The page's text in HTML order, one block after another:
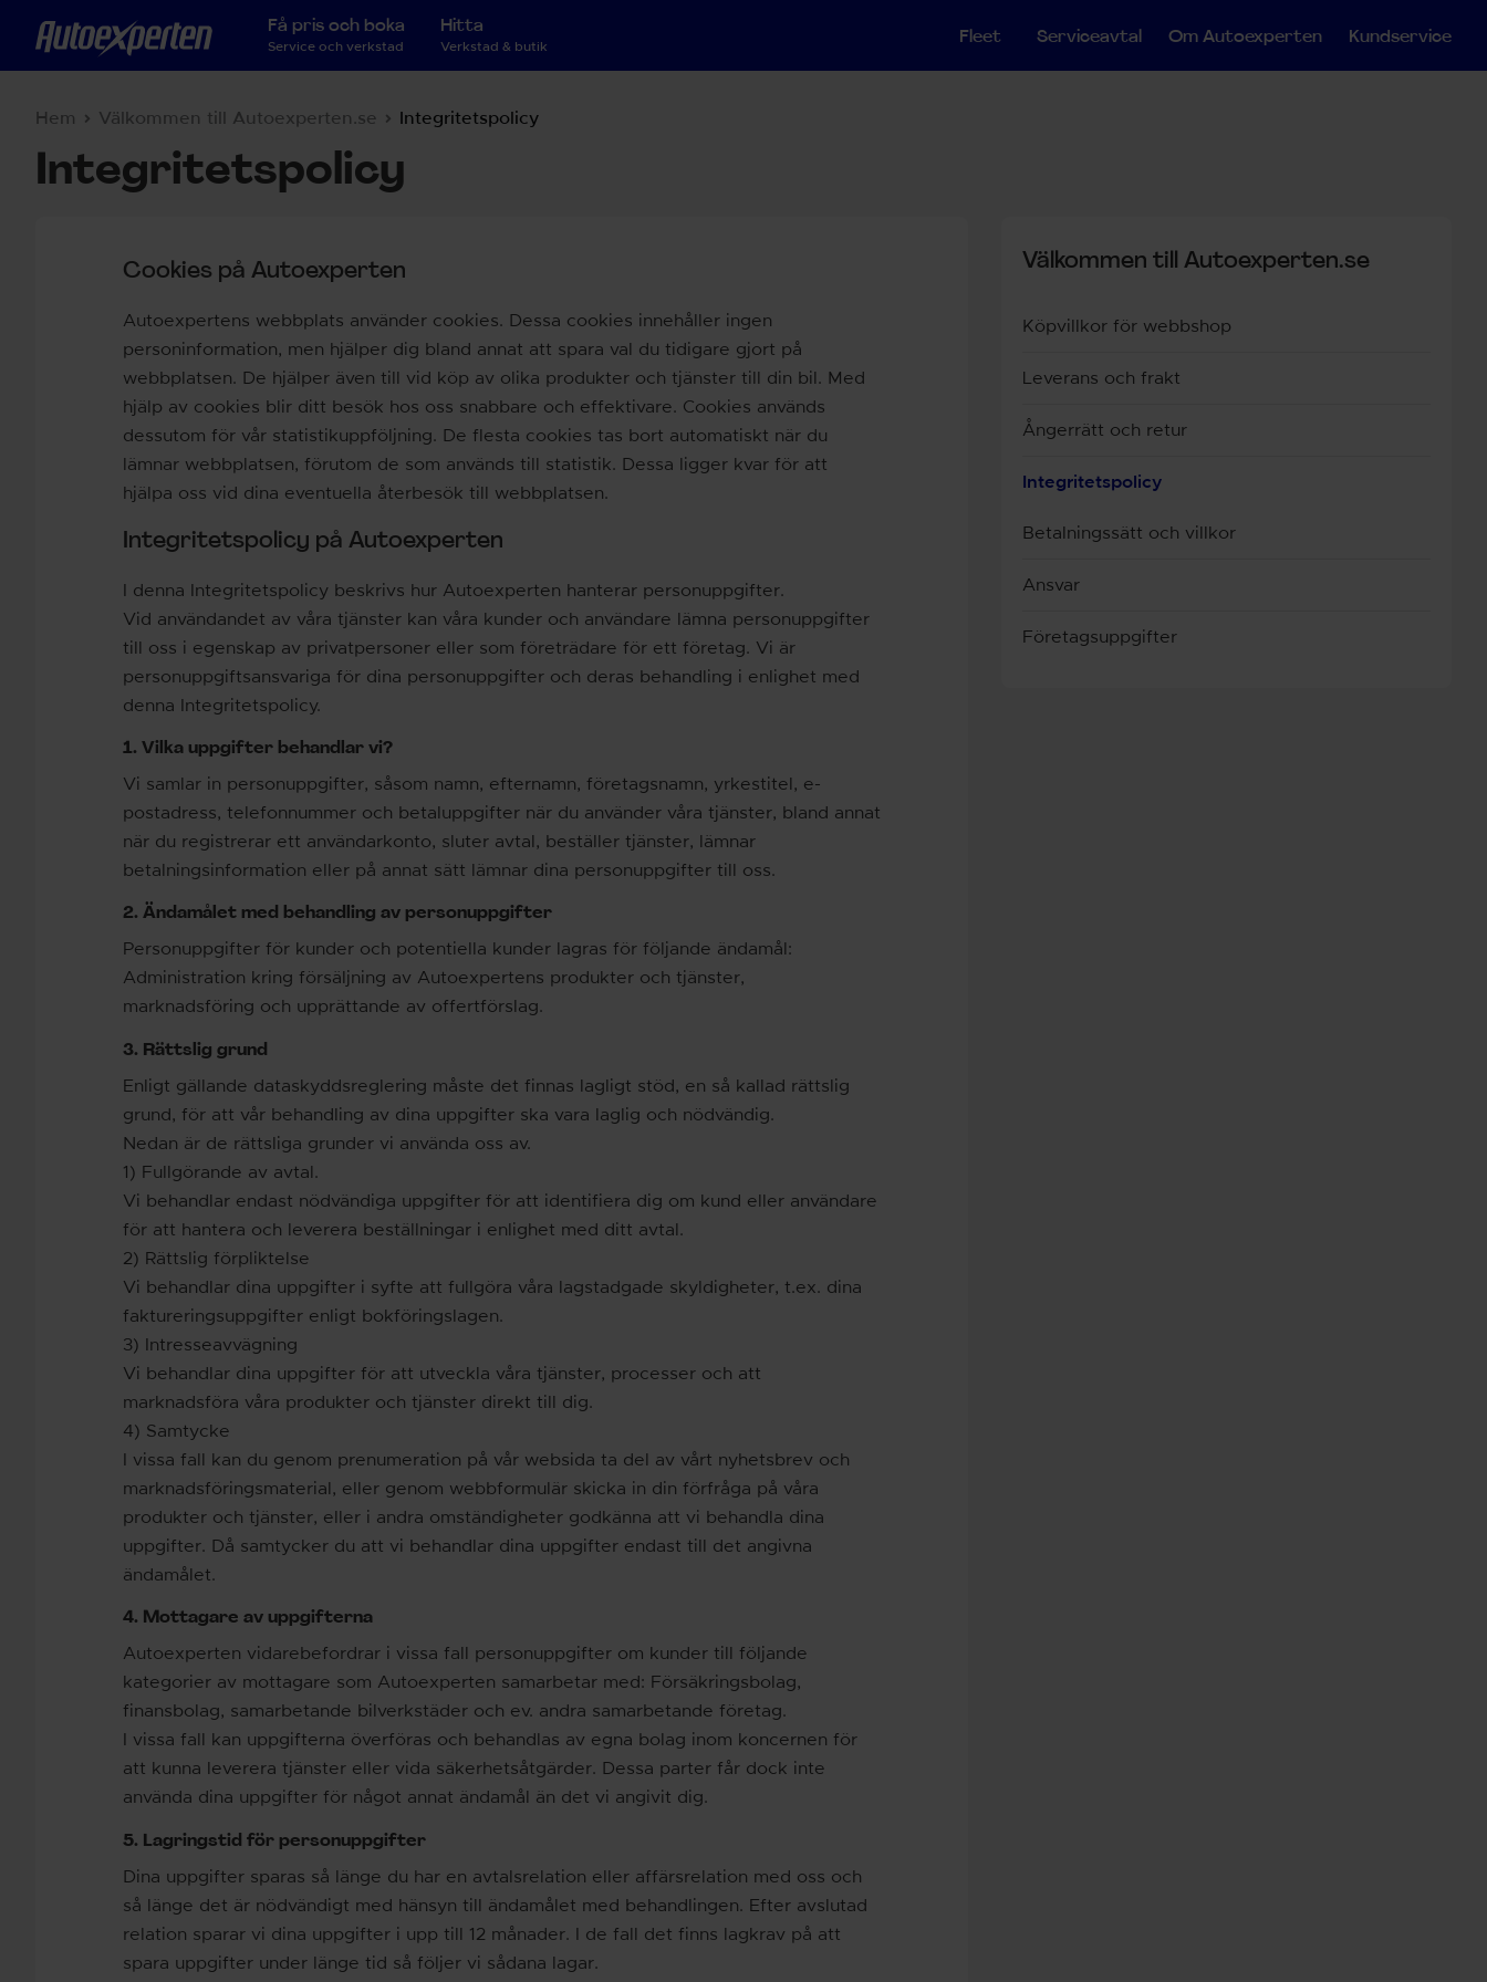
Få pris och boka
Service och verkstad
Hitta
Verkstad & butik Fleet Serviceavtal Om Autoexperten Kundservice
Hem Välkommen till Autoexperten.se Integritetspolicy
Integritetspolicy
Cookies på Autoexperten
Autoexpertens webbplats använder cookies. Dessa cookies innehåller ingen
personinformation, men hjälper dig bland annat att spara val du tidigare gjort på
webbplatsen. De hjälper även till vid köp av olika produkter och tjänster till din bil. Med
hjälp av cookies blir ditt besök hos oss snabbare och effektivare. Cookies används
dessutom för vår statistikuppföljning. De flesta cookies tas bort automatiskt när du
lämnar webbplatsen, förutom de som används till statistik. Dessa ligger kvar för att
hjälpa oss vid dina eventuella återbesök till webbplatsen.
Integritetspolicy på Autoexperten
I denna Integritetspolicy beskrivs hur Autoexperten hanterar personuppgifter.
Vid användandet av våra tjänster kan våra kunder och användare lämna personuppgifter
till oss i egenskap av privatpersoner eller som företrädare för ett företag. Vi är
personuppgiftsansvariga för dina personuppgifter och deras behandling i enlighet med
denna Integritetspolicy.
1. Vilka uppgifter behandlar vi?
Vi samlar in personuppgifter, såsom namn, efternamn, företagsnamn, yrkestitel, e-
postadress, telefonnummer och betaluppgifter när du använder våra tjänster, bland annat
när du registrerar ett användarkonto, sluter avtal, beställer tjänster, lämnar
betalningsinformation eller på annat sätt lämnar dina personuppgifter till oss.
2. Ändamålet med behandling av personuppgifter
Personuppgifter för kunder och potentiella kunder lagras för följande ändamål:
Administration kring försäljning av Autoexpertens produkter och tjänster,
marknadsföring och upprättande av offertförslag.
3. Rättslig grund
Enligt gällande dataskyddsreglering måste det finnas lagligt stöd, en så kallad rättslig
grund, för att vår behandling av dina uppgifter ska vara laglig och nödvändig.
Nedan är de rättsliga grunder vi använda oss av.
1) Fullgörande av avtal.
Vi behandlar endast nödvändiga uppgifter för att identifiera dig om kund eller användare
för att hantera och leverera beställningar i enlighet med ditt avtal.
2) Rättslig förpliktelse
Vi behandlar dina uppgifter i syfte att fullgöra våra lagstadgade skyldigheter, t.ex. dina
faktureringsuppgifter enligt bokföringslagen.
3) Intresseavvägning
Vi behandlar dina uppgifter för att utveckla våra tjänster, processer och att
marknadsföra våra produkter och tjänster direkt till dig.
4) Samtycke
I vissa fall kan du genom prenumeration på vår websida ta del av vårt nyhetsbrev och
marknadsföringsmaterial, eller genom webbformulär skicka in din förfråga på våra
produkter och tjänster, eller i andra omständigheter godkänna att vi behandla dina
uppgifter. Då samtycker du att vi behandlar dina uppgifter endast till det angivna
ändamålet.
4. Mottagare av uppgifterna
Autoexperten vidarebefordrar i vissa fall personuppgifter om kunder till följande
kategorier av mottagare som Autoexperten samarbetar med: Försäkringsbolag,
finansbolag, samarbetande bilverkstäder och ev. andra samarbetande företag.
I vissa fall kan uppgifterna överföras och behandlas av egna bolag inom koncernen för
att kunna leverera tjänster eller vida säkerhetsåtgärder. Dessa parter får dock inte
använda dina uppgifter för något annat ändamål än det vi angivit dig.
5. Lagringstid för personuppgifter
Dina uppgifter sparas så länge du har en avtalsrelation eller affärsrelation med oss och
så länge det är nödvändigt med hänsyn till ändamålet med behandlingen. Efter avslutad
relation sparar vi dina uppgifter i upp till 12 månader. I de fall det finns lagkrav på att
spara uppgifter under länge tid så följer vi sådana lagar.
Välkommen till Autoexperten.se
Köpvillkor för webbshop
Leverans och frakt
Ångerrätt och retur
Integritetspolicy
Betalningssätt och villkor
Ansvar
Företagsuppgifter